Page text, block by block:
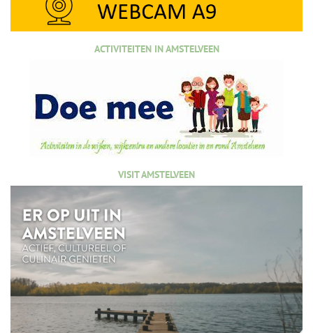
ACTIVITEITEN IN AMSTELVEEN
VISIT AMSTELVEEN